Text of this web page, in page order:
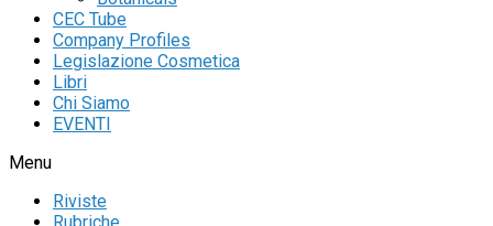
CEC Tube
Company Profiles
Legislazione Cosmetica
Libri
Chi Siamo
EVENTI
Menu
Riviste